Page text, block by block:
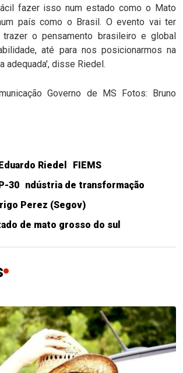
fazer isso num estado como o Mato
país como o Brasil. O evento vai ter
o pensamento brasileiro e global
até para nos posicionarmos na
adequada', disse Riedel.
Governo de MS Fotos: Bruno
Riedel
FIEMS
30 ndústria de transformação
Perez (Segov)
de mato grosso do sul